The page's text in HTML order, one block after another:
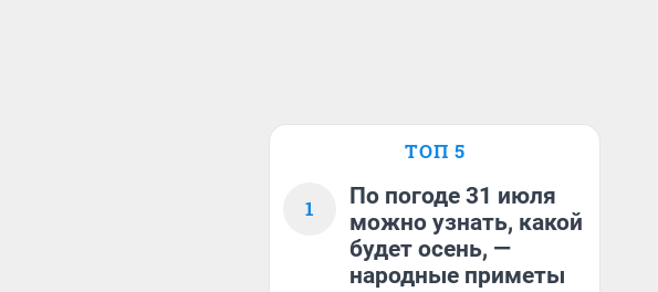
ТОП 5
1
По погоде 31 июля
можно узнать, какой
будет осень, —
народные приметы